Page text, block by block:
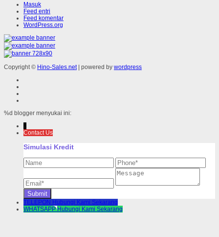
Masuk
Feed entri
Feed komentar
WordPress.org
Copyright © Hino-Sales.net| powered by wordpress
%d blogger menyukai ini:
↓
Contact Us
Simulasi Kredit
TELEPON Hubungi Kami Sekarang
WHATSAPP Hubungi Kami Sekarang